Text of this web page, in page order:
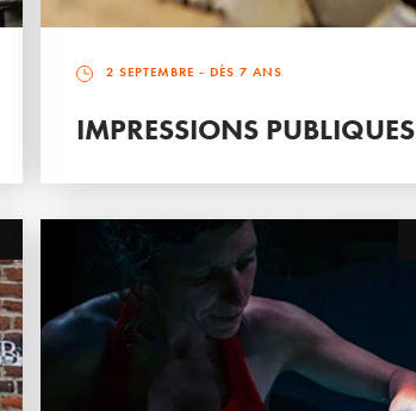
2 SEPTEMBRE - DÈS 7 ANS
IMPRESSIONS PUBLIQUES